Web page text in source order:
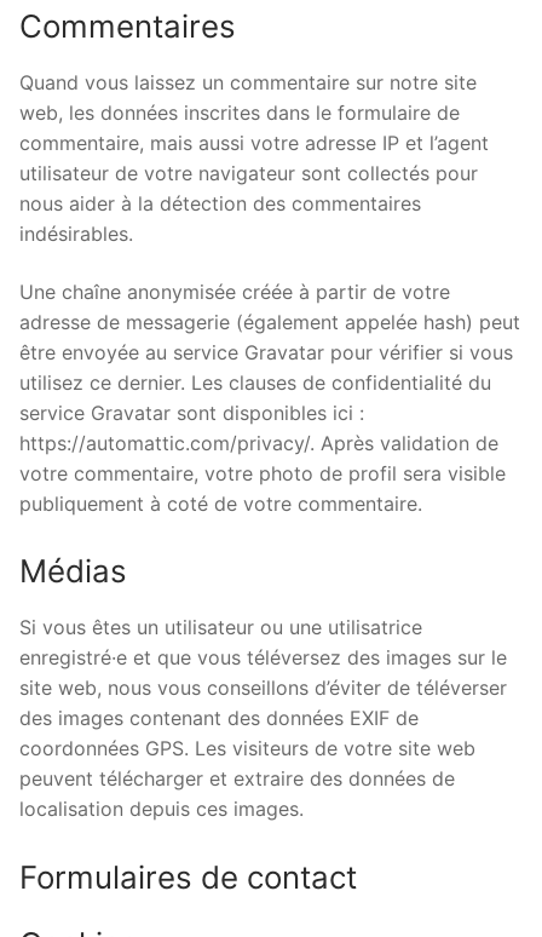
Commentaires
Quand vous laissez un commentaire sur notre site
web, les données inscrites dans le formulaire de
commentaire, mais aussi votre adresse IP et l’agent
utilisateur de votre navigateur sont collectés pour
nous aider à la détection des commentaires
indésirables.
Une chaîne anonymisée créée à partir de votre
adresse de messagerie (également appelée hash) peut
être envoyée au service Gravatar pour vérifier si vous
utilisez ce dernier. Les clauses de confidentialité du
service Gravatar sont disponibles ici :
https://automattic.com/privacy/. Après validation de
votre commentaire, votre photo de profil sera visible
publiquement à coté de votre commentaire.
Médias
Si vous êtes un utilisateur ou une utilisatrice
enregistré·e et que vous téléversez des images sur le
site web, nous vous conseillons d’éviter de téléverser
des images contenant des données EXIF de
coordonnées GPS. Les visiteurs de votre site web
peuvent télécharger et extraire des données de
localisation depuis ces images.
Formulaires de contact